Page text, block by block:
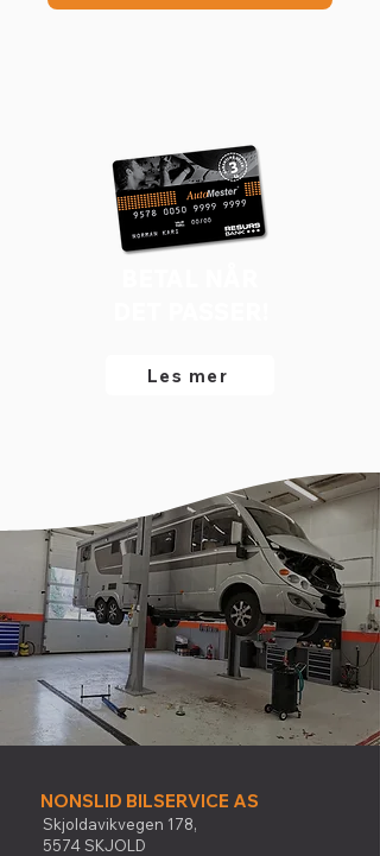
Les mer
NONSLID BILSERVICE AS
Skjoldavikvegen 178,
5574 SKJOLD